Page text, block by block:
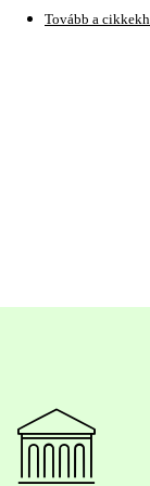
Tovább a